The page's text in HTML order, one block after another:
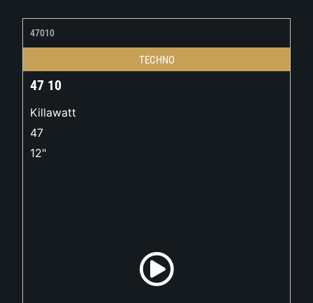
47010
TECHNO
47 10
Killawatt
47
12"